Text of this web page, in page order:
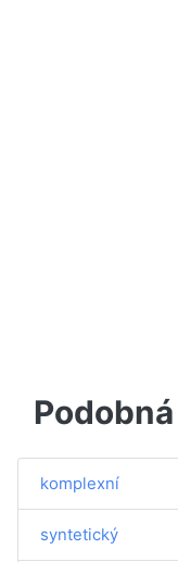
komplexní
syntetický